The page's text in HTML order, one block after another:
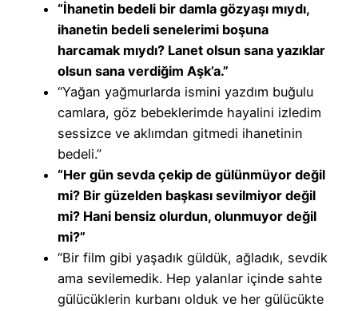
“İhanetin bedeli bir damla gözyaşı mıydı,
ihanetin bedeli senelerimi boşuna
harcamak mıydı? Lanet olsun sana yazıklar
olsun sana verdiğim Aşk’a.”
“Yağan yağmurlarda ismini yazdım buğulu
camlara, göz bebeklerimde hayalini izledim
sessizce ve aklımdan gitmedi ihanetinin
bedeli.”
“Her gün sevda çekip de gülünmüyor değil
mi? Bir güzelden başkası sevilmiyor değil
mi? Hani bensiz olurdun, olunmuyor değil
mi?”
“Bir film gibi yaşadık güldük, ağladık, sevdik
ama sevilemedik. Hep yalanlar içinde sahte
gülücüklerin kurbanı olduk ve her gülücükte